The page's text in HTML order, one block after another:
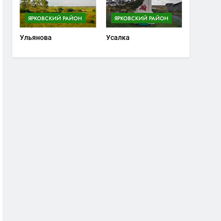
ЯРКОВСКИЙ РАЙОН
Ульянова
ЯРКОВСКИЙ РАЙОН
Усалка